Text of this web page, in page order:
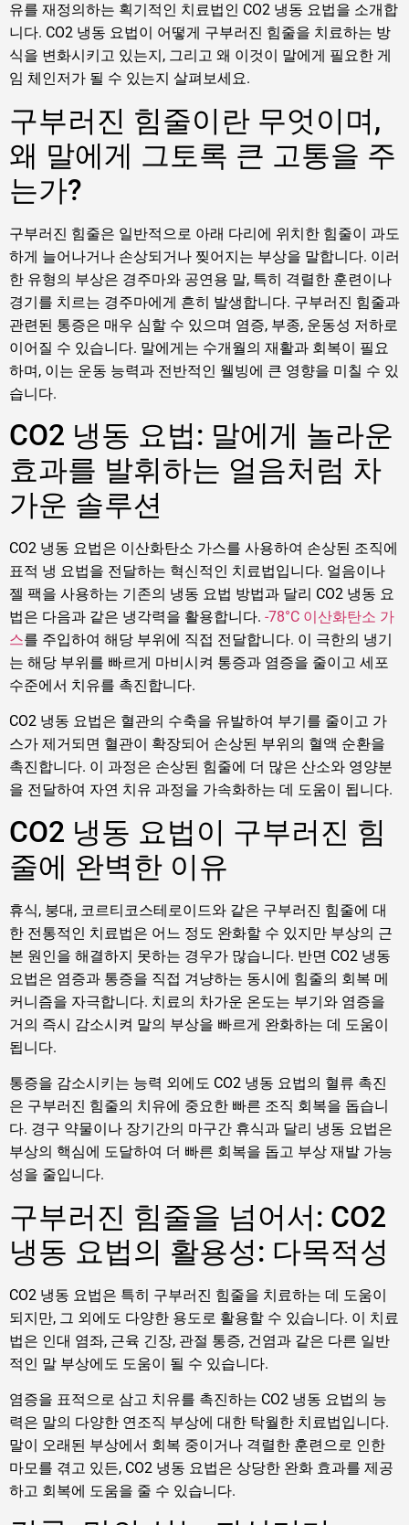
유를 재정의하는 획기적인 치료법인 CO2 냉동 요법을 소개합
니다. CO2 냉동 요법이 어떻게 구부러진 힘줄을 치료하는 방
식을 변화시키고 있는지, 그리고 왜 이것이 말에게 필요한 게
임 체인저가 될 수 있는지 살펴보세요.
구부러진 힘줄이란 무엇이며,
왜 말에게 그토록 큰 고통을 주
는가?
구부러진 힘줄은 일반적으로 아래 다리에 위치한 힘줄이 과도
하게 늘어나거나 손상되거나 찢어지는 부상을 말합니다. 이러
한 유형의 부상은 경주마와 공연용 말, 특히 격렬한 훈련이나
경기를 치르는 경주마에게 흔히 발생합니다. 구부러진 힘줄과
관련된 통증은 매우 심할 수 있으며 염증, 부종, 운동성 저하로
이어질 수 있습니다. 말에게는 수개월의 재활과 회복이 필요
하며, 이는 운동 능력과 전반적인 웰빙에 큰 영향을 미칠 수 있
습니다.
CO2 냉동 요법: 말에게 놀라운
효과를 발휘하는 얼음처럼 차
가운 솔루션
CO2 냉동 요법은 이산화탄소 가스를 사용하여 손상된 조직에
표적 냉 요법을 전달하는 혁신적인 치료법입니다. 얼음이나
젤 팩을 사용하는 기존의 냉동 요법 방법과 달리 CO2 냉동 요
법은 다음과 같은 냉각력을 활용합니다. -78°C 이산화탄소 가
스를 주입하여 해당 부위에 직접 전달합니다. 이 극한의 냉기
는 해당 부위를 빠르게 마비시켜 통증과 염증을 줄이고 세포
수준에서 치유를 촉진합니다.
CO2 냉동 요법은 혈관의 수축을 유발하여 부기를 줄이고 가
스가 제거되면 혈관이 확장되어 손상된 부위의 혈액 순환을
촉진합니다. 이 과정은 손상된 힘줄에 더 많은 산소와 영양분
을 전달하여 자연 치유 과정을 가속화하는 데 도움이 됩니다.
CO2 냉동 요법이 구부러진 힘
줄에 완벽한 이유
휴식, 붕대, 코르티코스테로이드와 같은 구부러진 힘줄에 대
한 전통적인 치료법은 어느 정도 완화할 수 있지만 부상의 근
본 원인을 해결하지 못하는 경우가 많습니다. 반면 CO2 냉동
요법은 염증과 통증을 직접 겨냥하는 동시에 힘줄의 회복 메
커니즘을 자극합니다. 치료의 차가운 온도는 부기와 염증을
거의 즉시 감소시켜 말의 부상을 빠르게 완화하는 데 도움이
됩니다.
통증을 감소시키는 능력 외에도 CO2 냉동 요법의 혈류 촉진
은 구부러진 힘줄의 치유에 중요한 빠른 조직 회복을 돕습니
다. 경구 약물이나 장기간의 마구간 휴식과 달리 냉동 요법은
부상의 핵심에 도달하여 더 빠른 회복을 돕고 부상 재발 가능
성을 줄입니다.
구부러진 힘줄을 넘어서: CO2
냉동 요법의 활용성: 다목적성
CO2 냉동 요법은 특히 구부러진 힘줄을 치료하는 데 도움이
되지만, 그 외에도 다양한 용도로 활용할 수 있습니다. 이 치료
법은 인대 염좌, 근육 긴장, 관절 통증, 건염과 같은 다른 일반
적인 말 부상에도 도움이 될 수 있습니다.
염증을 표적으로 삼고 치유를 촉진하는 CO2 냉동 요법의 능
력은 말의 다양한 연조직 부상에 대한 탁월한 치료법입니다.
말이 오래된 부상에서 회복 중이거나 격렬한 훈련으로 인한
마모를 겪고 있든, CO2 냉동 요법은 상당한 완화 효과를 제공
하고 회복에 도움을 줄 수 있습니다.